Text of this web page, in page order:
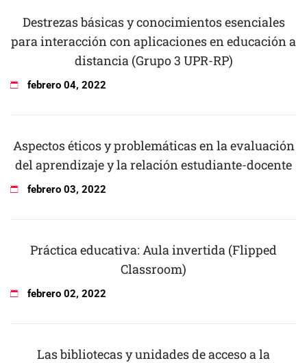
Destrezas básicas y conocimientos esenciales
para interacción con aplicaciones en educación a
distancia (Grupo 3 UPR-RP)
febrero 04, 2022
Aspectos éticos y problemáticas en la evaluación
del aprendizaje y la relación estudiante-docente
febrero 03, 2022
Práctica educativa: Aula invertida (Flipped
Classroom)
febrero 02, 2022
Las bibliotecas y unidades de acceso a la